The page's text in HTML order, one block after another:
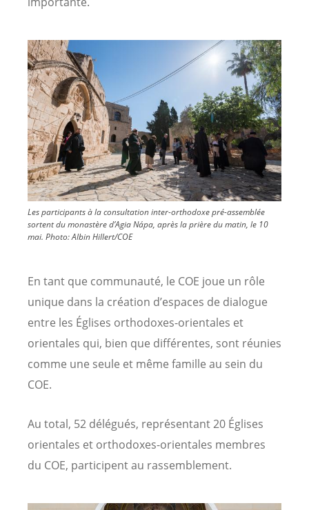
Image
Les participants à la consultation inter-orthodoxe pré-assemblée
sortent du monastère d’Agia Nápa, après la prière du matin, le 10
mai. Photo:Albin Hillert/COE
En tant que communauté, le COE joue un rôle
unique dans la création d’espaces de dialogue
entre les Églises orthodoxes-orientales et
orientales qui, bien que différentes, sont réunies
comme une seule et même famille au sein du
COE.
Au total, 52 délégués, représentant 20 Églises
orientales et orthodoxes-orientales membres
du COE, participent au rassemblement.